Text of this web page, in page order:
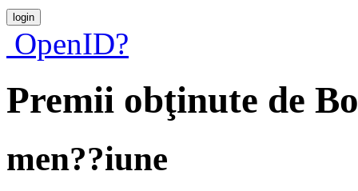
OpenID?
Premii obţinute de
men??iune